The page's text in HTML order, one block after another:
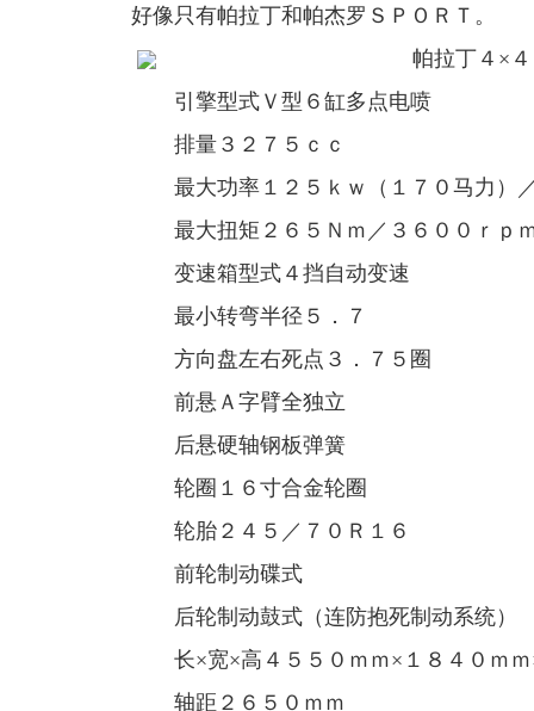
好像只有帕拉丁和帕杰罗ＳＰＯＲＴ。
帕拉丁４×４
引擎型式Ｖ型６缸多点电喷
排量３２７５ｃｃ
最大功率１２５ｋｗ（１７０马力）
最大扭矩２６５Ｎｍ／３６００ｒｐ
变速箱型式４挡自动变速
最小转弯半径５．７
方向盘左右死点３．７５圈
前悬Ａ字臂全独立
后悬硬轴钢板弹簧
轮圈１６寸合金轮圈
轮胎２４５／７０Ｒ１６
前轮制动碟式
后轮制动鼓式（连防抱死制动系统）
长×宽×高４５５０ｍｍ×１８４０ｍｍ
轴距２６５０ｍｍ